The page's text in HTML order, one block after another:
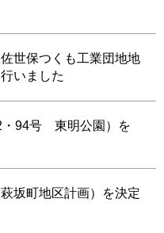
世保つくも工業団地地
いました
・94号 東明公園）を
坂町地区計画）を決定